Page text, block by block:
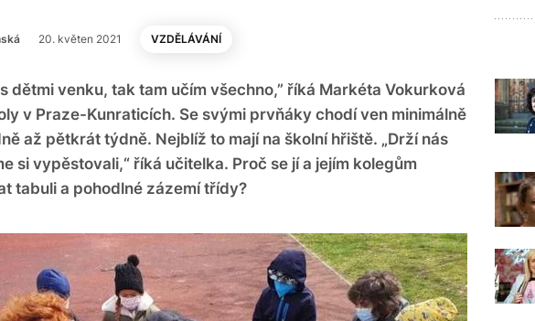
20. květen 2021 VZDĚLÁVÁNÍ
dětmi venku, tak tam učím všechno,” říká Markéta Vokurková
v Praze-Kunraticích. Se svými prvňáky chodí ven minimálně
až pětkrát týdně. Nejblíž to mají na školní hřiště. „Drží nás
si vypěstovali,“ říká učitelka. Proč se jí a jejím kolegům
tabuli a pohodlné zázemí třídy?